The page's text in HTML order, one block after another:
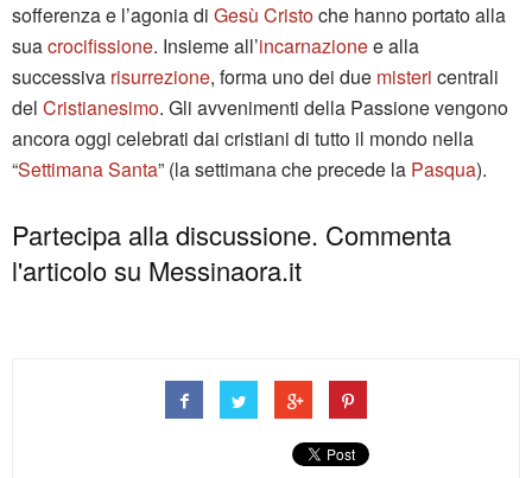
sofferenza e l’agonia di Gesù Cristoche hanno portato alla
suacrocifissione. Insieme all’incarnazionee alla
successiva risurrezione, forma uno dei due misteri centrali
del Cristianesimo. Gli avvenimenti della Passione vengono
ancora oggi celebrati dai cristiani di tutto il mondo nella
“Settimana Santa” (la settimana che precede la Pasqua).
Partecipa alla discussione. Commenta
l'articolo su Messinaora.it